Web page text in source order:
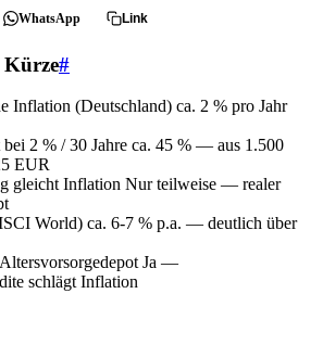
WhatsApp Link
Kürze#
Inflation (Deutschland) ca. 2 % pro Jahr
2 % / 30 Jahre ca. 45 % — aus 1.500
EUR
gleicht Inflation Nur teilweise — realer
World) ca. 6-7 % p.a. — deutlich über
Ja —
schlägt Inflation